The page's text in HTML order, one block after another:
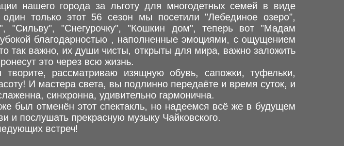
нашего города за льготу для многодетных семей в виде
только этот 56 сезон мы посетили "Лебединое озеро",
"Снегурочку", "Кошкин дом", теперь вот "Мадам
благодарностью , наполненные эмоциями, с ощущением
так важно, их души чисты, открыты для мира, важно заложить
это через всю жизнь.
рассматриваю изящную обувь, сапожки, туфельки,
И мастера света, вы подлинно передаёте и время суток, и
синхронна, удивительно гармонична.
был отменён этот спектакль, но надеемся всё же в будущем
и послушать прекрасную музыку Чайковского.
встреч!